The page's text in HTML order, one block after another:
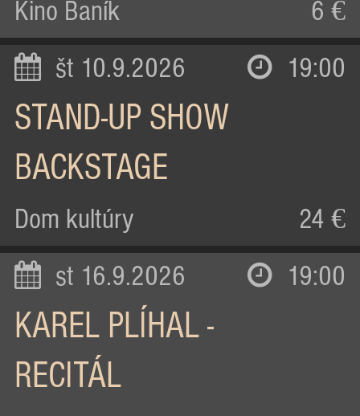
Kino Baník 6 €
št 10.9.2026 19:00
STAND-UP SHOW
BACKSTAGE
Dom kultúry 24 €
st 16.9.2026 19:00
KAREL PLÍHAL -
RECITÁL